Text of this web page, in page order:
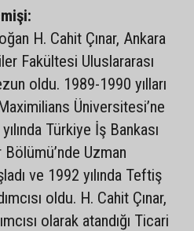
H. Cahit Çınar, Ankara
Fakültesi Uluslararası
oldu. 1989-1990 yılları
Üniversitesi’ne
Türkiye İş Bankası
Uzman
ve 1992 yılında Teftiş
oldu. H. Cahit Çınar,
olarak atandığı Ticari